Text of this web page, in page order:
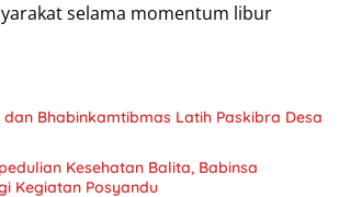
selama momentum libur
Bhabinkamtibmas Latih Paskibra Desa
Kesehatan Balita, Babinsa
Kegiatan Posyandu